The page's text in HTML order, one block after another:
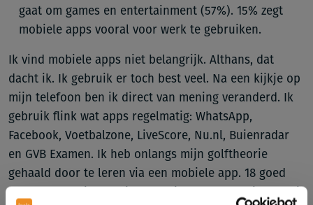
gaat om games en entertainment (57%). 15% zegt
mobiele apps vooral voor werk te gebruiken.
Ik vind mobiele apps niet belangrijk. Althans, dat
dacht ik. Ik gebruik er toch best veel. Na een kijkje op
mijn telefoon ben ik direct van mening veranderd. Ik
gebruik flink wat apps regelmatig: WhatsApp,
Facebook, Voetbalzone, LiveScore, Nu.nl, Buienradar
en GVB Examen. Ik heb onlangs mijn golftheorie
gehaald door te leren via een mobiele app. 18 goed
van de 20. Ik zie het niet echt zitten om theorie nog uit